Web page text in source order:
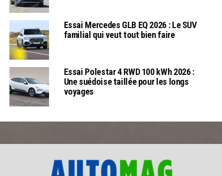
Essai Mercedes GLB EQ 2026 : Le SUV
familial qui veut tout bien faire
Essai Polestar 4 RWD 100 kWh 2026 :
Une suédoise taillée pour les longs
voyages